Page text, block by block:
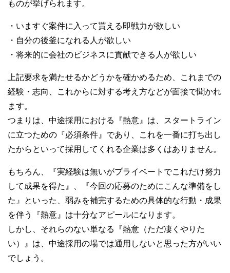
ものが挙げられます。
・いますぐ案件に入って貰える即戦力が欲しい
・自分の後釜になれる人が欲しい
・将来的に会社のビジネスに貢献できる人が欲しい
上記要求を満たせるかどうかを確かめるため、これまでの
経験・志向、これからに対する考え方などが面接で聞かれ
ます。
つまりは、中途採用における『熱意』は、スタートライン
に立つための『必須条件』であり、これを一番に打ち出し
たからといって採用してくれる企業は多くはありません。
もちろん、『実経験は無いがプライベートでこれだけ努力
して成果を得た』、『今回の応募のためにこんな準備をし
た』といった、弱みを補完するための具体的な行動・成果
を伴う『熱意』は十分なアピールになります。
しかし、それらのない単なる『熱意（ただ凄くやりた
い）』は、中途採用の場では通用しないと思った方がいい
でしょう。